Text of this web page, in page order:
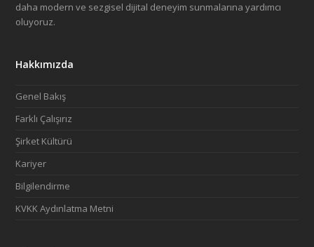
daha modern ve sezgisel dijital deneyim sunmalarına yardımcı
oluyoruz.
Hakkımızda
Genel Bakış
Farklı Çalışırız
Şirket Kültürü
Kariyer
Bilgilendirme
KVKK Aydınlatma Metni